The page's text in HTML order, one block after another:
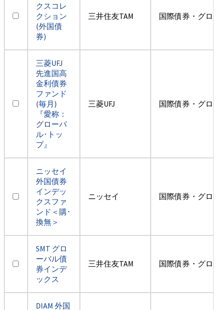
クスコレ
クション
(外国債
券)
三井住友TAM 国際債券・グロ
三菱UFJ
先進国高
金利債券
ファンド
(毎月)
『愛称：
グローバ
ル･トッ
プ』
三菱UFJ 国際債券・グロ
ニッセイ
外国債券
インデッ
クスファ
ンド＜購･
換無＞
ニッセイ 国際債券・グロ
SMT グロ
ーバル債
券インデ
ックス
三井住友TAM 国際債券・グロ
DIAM 外国